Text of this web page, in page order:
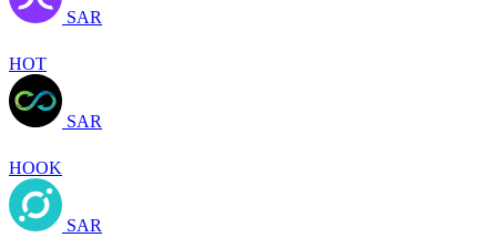
SAR
HOT
SAR
HOOK
SAR